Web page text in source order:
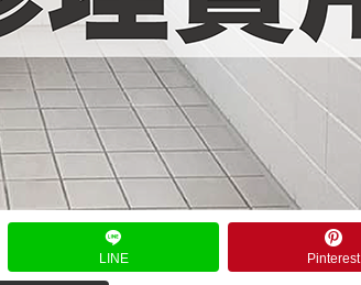
LINE Pinterest